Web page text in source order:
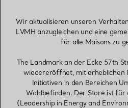
Wir aktualisieren unseren
LVMH anzugleichen und eine
für alle Maisons zu
The Landmark an der Ecke 57th
wiedereröffnet, mit erheblichen
Initiativen in den Bereichen
Wohlbefinden. Der Store ist
(Leadership in Energy and